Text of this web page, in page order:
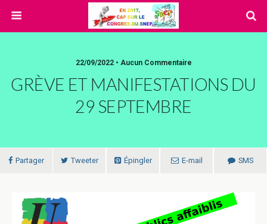
22/09/2022 • Aucun Commentaire
GRÈVE ET MANIFESTATIONS DU
29 SEPTEMBRE
Partager Tweeter Épingler E-mail SMS